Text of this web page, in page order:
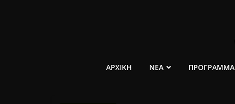
ελεύθερο
ΑΡΧΙΚΗ ΝΕΑ ΠΡΟΓΡΑΜΜΑ